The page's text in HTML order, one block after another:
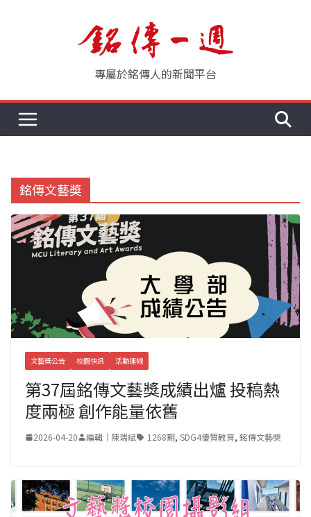
專屬於銘傳人的新聞平台
銘傳文藝奬
文藝獎公告 校園快訊 活動連線
第37屆銘傳文藝獎成績出爐 投稿熱
度兩極 創作能量依舊
2026-04-20 編輯｜陳瑞斌 1268期, SDG4優質教育, 銘傳文藝奬